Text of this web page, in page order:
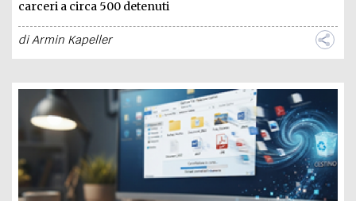
carceri a circa 500 detenuti
diArmin Kapeller